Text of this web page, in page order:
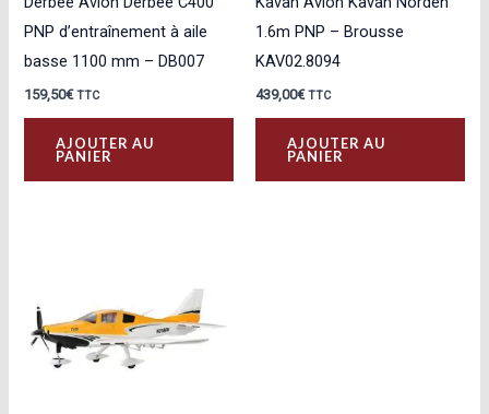
PNP d’entraînement à aile
basse 1100 mm – DB007
159,50€ TTC
AJOUTER AU
PANIER
1.6m PNP – Brousse
KAV02.8094
439,00€ TTC
AJOUTER AU
PANIER